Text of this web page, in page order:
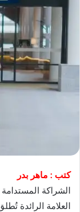
كتب : ماهر بدر
الشراكة
العلامة الرائدة